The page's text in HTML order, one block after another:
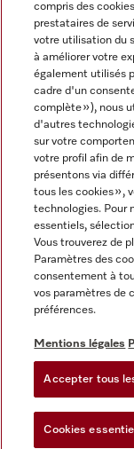
Langue
FRANÇAIS
Mentions légales
CGV
Protection des
Paramètres des
Miele sur Youtube
compris des
prestataires de
votre utilisation du
à améliorer votre
également utilisés
cadre d'un
complète »), nous
d'autres
sur votre
votre profil afin de
présentons via
tous les cookies »,
technologies. Pour
essentiels,
Vous trouverez de
Paramètres des
consentement à
vos paramètres de
préférences.
Mentions légales
Accepter tous
Cookies